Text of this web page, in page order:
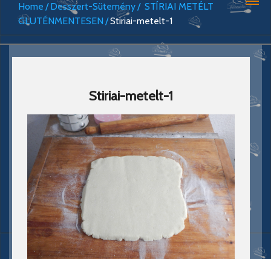
Home Desszert-Sütemény
STÍRIAI METÉLT
GLUTÉNMENTESEN
Stiriai-metelt-1
Stiriai-metelt-1